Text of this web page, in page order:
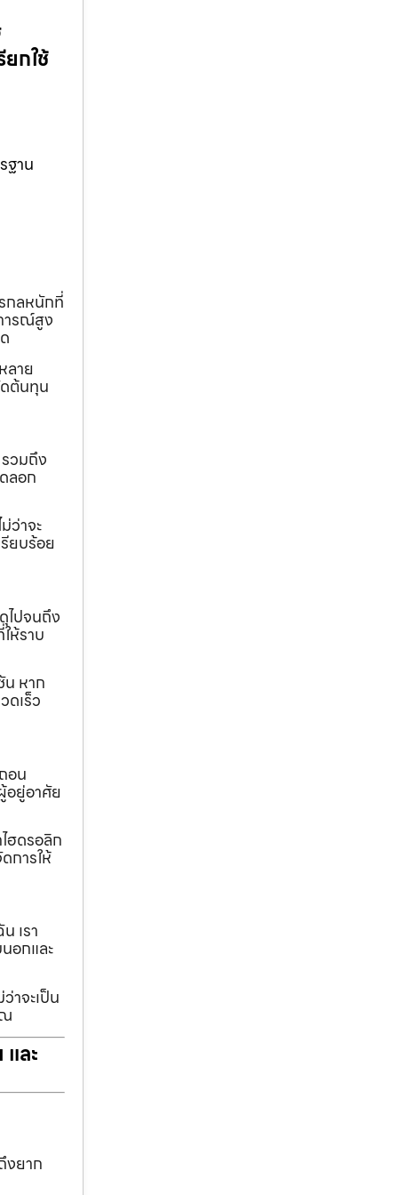
กใช้
ฐาน
กลหนักที่
ารณ์สูง
ลาย
ต้นทุน
วมถึง
ลอก
ว่าจะ
ยบร้อย
ไปจนถึง
ห้ราบ
หาก
ดเร็ว
อน
อยู่อาศัย
ฮดรอลิก
การให้
เรา
อกและ
าจะเป็น
ละ
งยาก